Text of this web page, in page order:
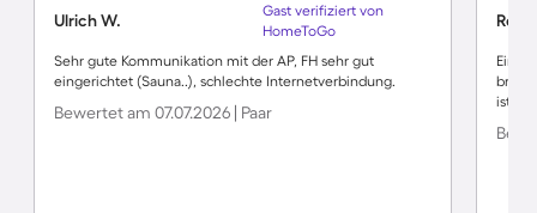
Ulrich W.
Gast verifiziert von
HomeToGo
Sehr gute Kommunikation mit der AP, FH sehr gut
eingerichtet (Sauna..), schlechte Internetverbindung.
Bewertet am 07.07.2026 | Paar
Eine
ist